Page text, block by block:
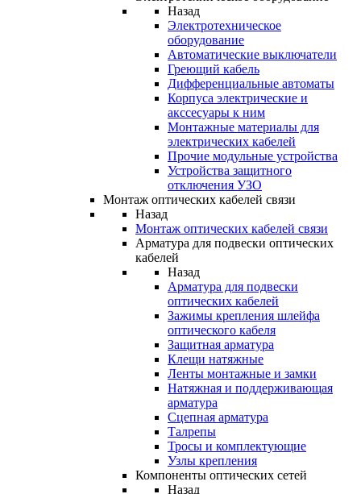
Назад
Электротехническое
оборудование
Автоматические выключатели
Греющий кабель
Дифференциальные автоматы
Корпуса электрические и
акссесуары к ним
Монтажные материалы для
электрических кабелей
Прочие модульные устройства
Устройства защитного
отключения УЗО
Монтаж оптических кабелей связи
Назад
Монтаж оптических кабелей связи
Арматура для подвески оптических
кабелей
Назад
Арматура для подвески
оптических кабелей
Зажимы крепления шлейфа
оптического кабеля
Защитная арматура
Клещи натяжные
Ленты монтажные и замки
Натяжная и поддерживающая
арматура
Сцепная арматура
Талрепы
Тросы и комплектующие
Узлы крепления
Компоненты оптических сетей
Назад